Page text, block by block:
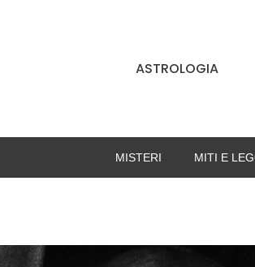
ASTROLOGIA
MISTERI MITI E